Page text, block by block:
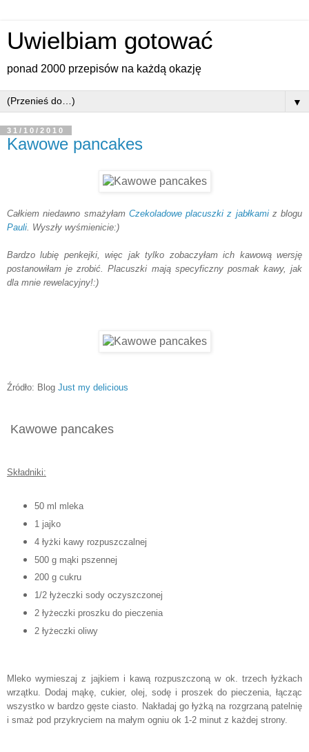
Uwielbiam gotować
ponad 2000 przepisów na każdą okazję
▼
31/10/2010
Kawowe pancakes
Całkiem niedawno smażyłam Czekoladowe placuszki z jabłkamiz blogu
Pauli . Wyszły wyśmienicie:)
Bardzo lubię penkejki, więc jak tylko zobaczyłam ich kawową wersję
postanowiłam je zrobić. Placuszki mają specyficzny posmak kawy, jak
dla mnie rewelacyjny!:)
Źródło: Blog Just my delicious
Kawowe pancakes
Składniki:
50 ml mleka
1 jajko
4 łyżki kawy rozpuszczalnej
500 g mąki pszennej
200 g cukru
1/2 łyżeczki sody oczyszczonej
2 łyżeczki proszku do pieczenia
2 łyżeczki oliwy
Mleko wymieszaj z jajkiem i kawą rozpuszczoną w ok. trzech łyżkach
wrzątku. Dodaj mąkę, cukier, olej, sodę i proszek do pieczenia, łącząc
wszystko w bardzo gęste ciasto. Nakładaj go łyżką na rozgrzaną patelnię
i smaż pod przykryciem na małym ogniu ok 1-2 minut z każdej strony.